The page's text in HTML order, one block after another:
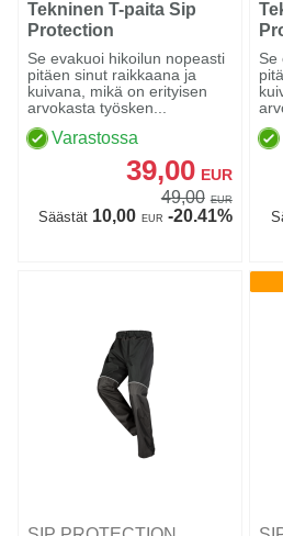
Tekninen T-paita Sip
Protection
Se evakuoi hikoilun nopeasti
pitäen sinut raikkaana ja
kuivana, mikä on erityisen
arvokasta työsken...
Varastossa
39,00 EUR
49,00 EUR
Säästät10,00 EUR -20.41%
Se